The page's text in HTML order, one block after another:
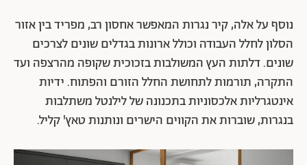
נוסף על אלה, קיר נגרות המאפשר אחסון רב, מפריד בין אזור
הסלון לחלל העבודה וכולל ארונות בגדלים שונים לצרכים
שונים. דלתות העץ המשולבות בזכוכית שקופה מהרצפה ועד
התקרה, תורמות לתחושת החלל הזורם והפתוח. ידיות
אינטגרליות אלכסוניות בתכנונה של לילנטל משתלבות
בנגרות, שוברות את הקווים הישרים ונותנות טאץ' קליל.